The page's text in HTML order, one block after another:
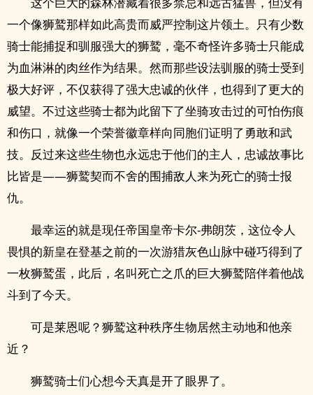
一个像狮鹫那样如此高贵而威严控制这片领土。只有少数
骑士能捕捉和驯服强大的狮鹫，毫不奇怪许多骑士只能成
为血淋淋的肉丝作为结果。然而那些设法驯服的骑士受到
极大好评，不仅获得了强大忠诚的伙伴，也得到了更大的
威望。不过这些骑士都为此留下了坐骑攻击过的可怕伤痕
和伤口，就像一个荣誉徽章样向同胞们证明了勇敢和武
技。反过来这些生物也永远忠于他们的主人，忠诚故事比
比皆是——狮鹫契而不舍的围捕敌人来为死亡的骑士报
仇。
最幸运的就是现任帝国皇帝卡尔-弗朗茨，这位令人
畏惧的新皇在登基之前的一次游猎灰色山脉中碰巧得到了
一枚狮鹫蛋，此后，名叫死亡之爪的巨大狮鹫陪伴着他战
斗到了今天。
可是莱恩呢？狮鹫这种秩序生物居然主动地和他亲
近？
狮鹫骑士们心想今天真是开了眼界了。